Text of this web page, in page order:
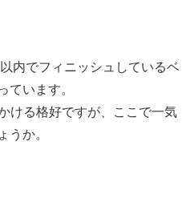
内でフィニッシュしているベ
ています。
ける格好ですが、ここで一気
か。